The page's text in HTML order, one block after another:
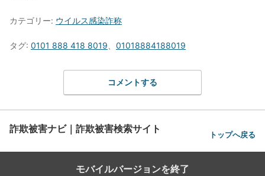
カテゴリー: ウイルス感染詐称
タグ: 0101 888 418 8019 01018884188019
コメントする
詐欺被害ナビ｜詐欺被害検索サイト トップへ戻る
モバイルバージョンを終了